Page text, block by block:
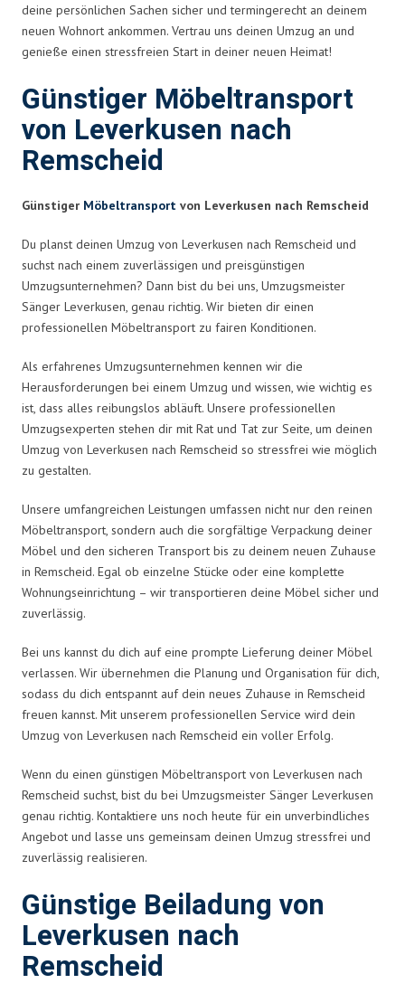
deine persönlichen Sachen sicher und termingerecht an deinem
neuen Wohnort ankommen. Vertrau uns deinen Umzug an und
genieße einen stressfreien Start in deiner neuen Heimat!
Günstiger Möbeltransport
von Leverkusen nach
Remscheid
Günstiger Möbeltransport von Leverkusen nach Remscheid
Du planst deinen Umzug von Leverkusen nach Remscheid und
suchst nach einem zuverlässigen und preisgünstigen
Umzugsunternehmen? Dann bist du bei uns, Umzugsmeister
Sänger Leverkusen, genau richtig. Wir bieten dir einen
professionellen Möbeltransport zu fairen Konditionen.
Als erfahrenes Umzugsunternehmen kennen wir die
Herausforderungen bei einem Umzug und wissen, wie wichtig es
ist, dass alles reibungslos abläuft. Unsere professionellen
Umzugsexperten stehen dir mit Rat und Tat zur Seite, um deinen
Umzug von Leverkusen nach Remscheid so stressfrei wie möglich
zu gestalten.
Unsere umfangreichen Leistungen umfassen nicht nur den reinen
Möbeltransport, sondern auch die sorgfältige Verpackung deiner
Möbel und den sicheren Transport bis zu deinem neuen Zuhause
in Remscheid. Egal ob einzelne Stücke oder eine komplette
Wohnungseinrichtung – wir transportieren deine Möbel sicher und
zuverlässig.
Bei uns kannst du dich auf eine prompte Lieferung deiner Möbel
verlassen. Wir übernehmen die Planung und Organisation für dich,
sodass du dich entspannt auf dein neues Zuhause in Remscheid
freuen kannst. Mit unserem professionellen Service wird dein
Umzug von Leverkusen nach Remscheid ein voller Erfolg.
Wenn du einen günstigen Möbeltransport von Leverkusen nach
Remscheid suchst, bist du bei Umzugsmeister Sänger Leverkusen
genau richtig. Kontaktiere uns noch heute für ein unverbindliches
Angebot und lasse uns gemeinsam deinen Umzug stressfrei und
zuverlässig realisieren.
Günstige Beiladung von
Leverkusen nach
Remscheid